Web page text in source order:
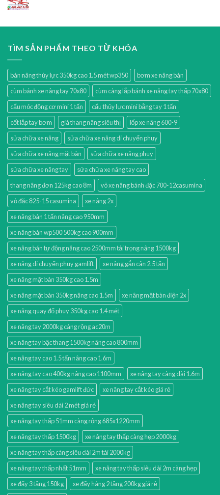
TÌM SẢN PHẨM THEO TỪ KHÓA
bàn nâng thủy lực 350kg cao 1.5 mét wp350
bơm xe nâng bàn
cùm bánh xe nâng tay 70x80
cùm càng lắp bánh xe nâng tay thấp 70x80
cẩu móc động cơ mini 1 tấn
cẩu thủy lực mini bằng tay 1 tấn
cốt lắp tay bơm
giá thang nâng siêu thị
lốp xe nâng 600-9
sửa chữa xe nâng
sửa chữa xe nâng di chuyển phuy
sửa chữa xe nâng mặt bàn
sửa chữa xe nâng phuy
sửa chữa xe nâng tay
sửa chữa xe nâng tay cao
thang nâng đơn 125kg cao 8m
vỏ xe nâng bánh đặc 700-12casumina
vỏ đặc 825-15 casumina
xe nâng 2x
xe nâng bàn 1 tấn nâng cao 950mm
xe nâng bàn wp500 500kg cao 900mm
xe nâng bán tự động nâng cao 2500mm tải trọng nâng 1500kg
xe nâng di chuyển phuy gamlift
xe nâng gắn cân 2.5 tấn
xe nâng mặt bàn 350kg cao 1.5m
xe nâng mặt bàn 350kg nâng cao 1.5m
xe nâng mặt bàn điện 2x
xe nâng quay đổ phuy 350kg cao 1.4 mét
xe nâng tay 2000kg càng rộng ac20m
xe nâng tay bậc thang 1500kg nâng cao 800mm
xe nâng tay cao 1.5 tấn nâng cao 1.6m
xe nâng tay cao 400kg nâng cao 1100mm
xe nâng tay càng dài 1.6m
xe nâng tay cắt kéo gamlift đức
xe nâng tay cắt kéo giá rẻ
xe nâng tay siêu dài 2 mét giá rẻ
xe nâng tay thấp 51mm càng rộng 685x1220mm
xe nâng tay thấp 1500kg
xe nâng tay thấp càng hẹp 2000kg
xe nâng tay thấp càng siêu dài 2m tải 2000kg
xe nâng tay thấp nhất 51mm
xe nâng tay thấp siêu dài 2m càng hẹp
xe đẩy 3 tầng 150kg
xe đẩy hàng 2 tầng 200kg giá rẻ